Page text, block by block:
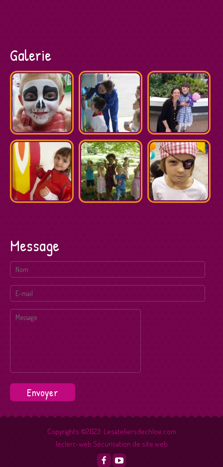
Galerie
Message
Copyrights ©2023: Lesateliersdechloe.com
leclerc-web Sécurisation de site web